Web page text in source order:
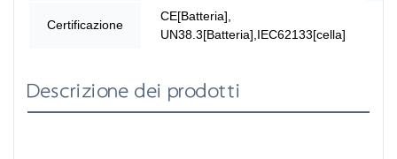
Certificazione
CE[Batteria],
UN38.3[Batteria],IEC62133[cella]
Descrizione dei prodotti